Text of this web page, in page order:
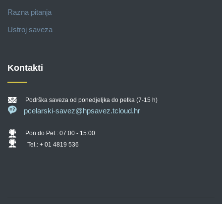
Razna pitanja
Ustroj saveza
Kontakti
Podrška saveza od ponedjeljka do petka (7-15 h)
pcelarski-savez@hpsavez.tcloud.hr
Pon do Pet : 07:00 - 15:00
Tel.: + 01 4819 536